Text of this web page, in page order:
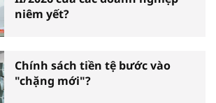
niêm yết?
Chính sách tiền tệ bước vào
"chặng mới"?